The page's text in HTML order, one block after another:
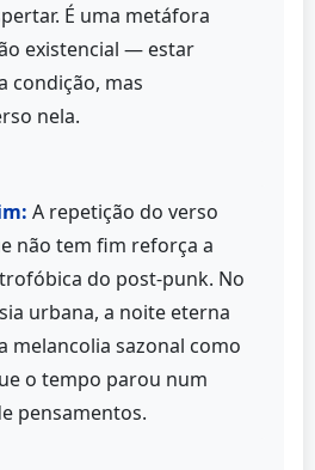
É uma metáfora
existencial — estar
condição, mas
nela.
A repetição do verso
não tem fim reforça a
do post-punk. No
urbana, a noite eterna
melancolia sazonal como
o tempo parou num
pensamentos.